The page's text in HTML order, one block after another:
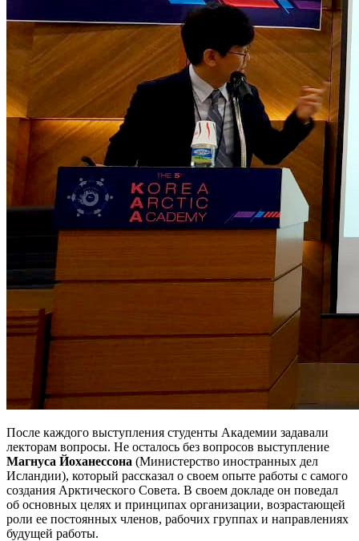
После каждого выступления студенты Академии задавали
лекторам вопросы. Не осталось без вопросов выступление
Магнуса Йоханессона (Министерство иностранных дел
Исландии), который рассказал о своем опыте работы с самого
создания Арктического Совета. В своем докладе он поведал
об основных целях и принципах организации, возрастающей
роли ее постоянных членов, рабочих группах и направлениях
будущей работы.